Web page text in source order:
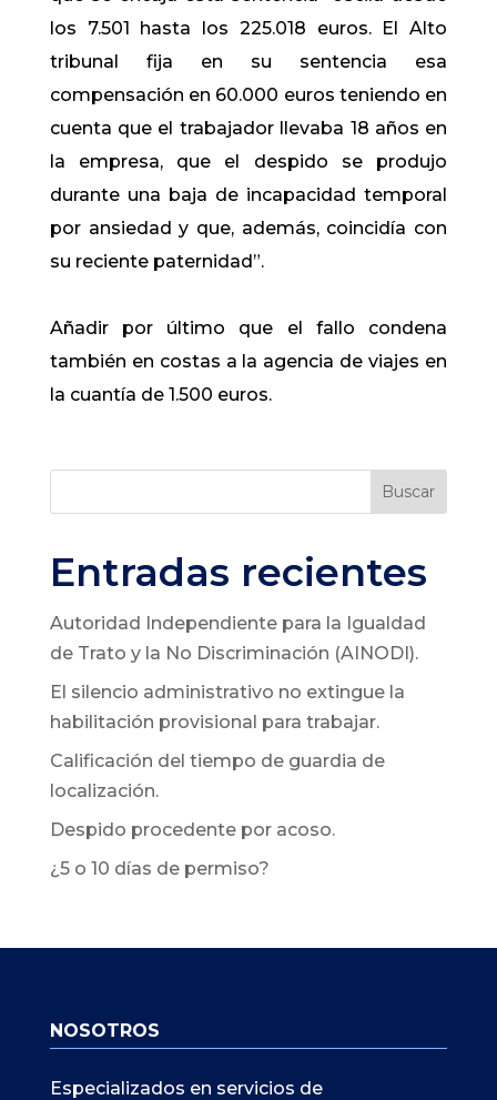
los 7.501 hasta los 225.018 euros. El Alto
tribunal fija en su sentencia esa
compensación en 60.000 euros teniendo en
cuenta que el trabajador llevaba 18 años en
la empresa, que el despido se produjo
durante una baja de incapacidad temporal
por ansiedad y que, además, coincidía con
su reciente paternidad”.
Añadir por último que el fallo condena
también en costas a la agencia de viajes en
la cuantía de 1.500 euros.
Buscar
Entradas recientes
Autoridad Independiente para la Igualdad
de Trato y la No Discriminación (AINODI).
El silencio administrativo no extingue la
habilitación provisional para trabajar.
Calificación del tiempo de guardia de
localización.
Despido procedente por acoso.
¿5 o 10 días de permiso?
NOSOTROS
Especializados en servicios de